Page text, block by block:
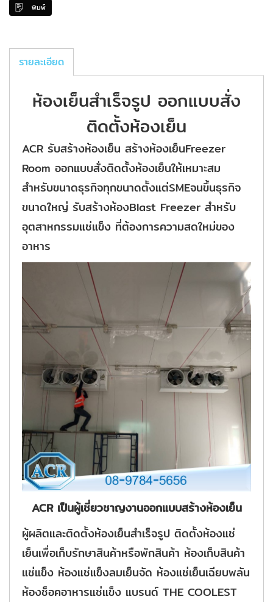
พิมพ์
รายละเอียด
ห้องเย็นสําเร็จรูป ออกแบบสั่ง
ติดตั้งห้องเย็น
ACR รับสร้างห้องเย็น สร้างห้องเย็นFreezer
Room ออกแบบสั่งติดตั้งห้องเย็นให้เหมาะสม
สำหรับขนาดธุรกิจทุกขนาดตั้งแต่SMEจนขึ้นธุรกิจ
ขนาดใหญ่ รับสร้างห้องBlast Freezer สำหรับ
อุตสาหกรรมแช่แข็ง ที่ต้องการความสดใหม่ของ
อาหาร
ACR เป็นผู้เชี่ยวชาญงานออกแบบสร้างห้องเย็น
ผู้ผลิตและติดตั้งห้องเย็นสำเร็จรูป ติดตั้งห้องแช่
เย็นเพื่อเก็บรักษาสินค้าหรือพักสินค้า ห้องเก็บสินค้า
แช่แข็ง ห้องแช่แข็งลมเย็นจัด ห้องแช่เย็นเฉียบพลัน
ห้องช็อคอาหารแช่แข็ง แบรนด์ THE COOLEST